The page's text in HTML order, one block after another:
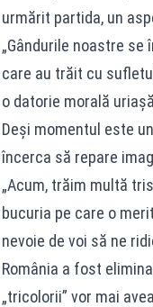
urmărit partida, un
„Gândurile noastre
care au trăit cu
o datorie morală
Deși momentul este
încerca să repare
„Acum, trăim multă
bucuria pe care o
nevoie de voi să ne
România a fost
„tricolorii” vor mai